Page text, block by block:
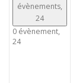
évènements,
24
0 évènement,
24